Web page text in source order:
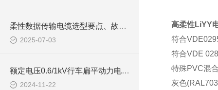
柔性数据传输电缆选型要点、故障排查与维护
2025-07-03
额定电压0.6/1kV行车扁平动力电缆如何挑选
2024-11-22
高柔性LiYY
符合
符合VDE
特殊PVC混
灰色